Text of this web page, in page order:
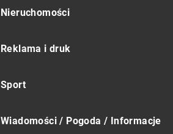
Nieruchomości
Reklama i druk
Sport
Wiadomości / Pogoda / Informacje